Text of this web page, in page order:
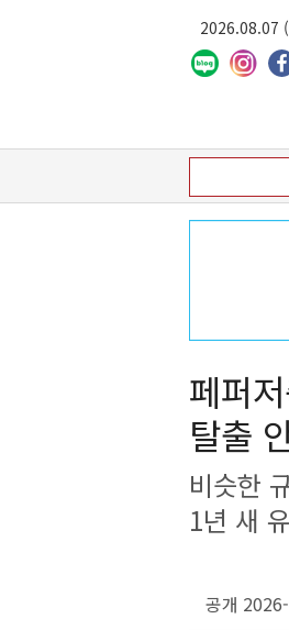
2026.08.07
페퍼
탈출
비슷한
1년 새
공개